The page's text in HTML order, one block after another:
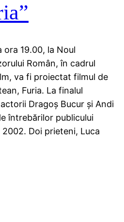
ora 19.00, la Noul
Român, în cadrul
va fi proiectat filmul de
Furia. La finalul
Dragoş Bucur şi Andi
întrebărilor publicului
Doi prieteni, Luca